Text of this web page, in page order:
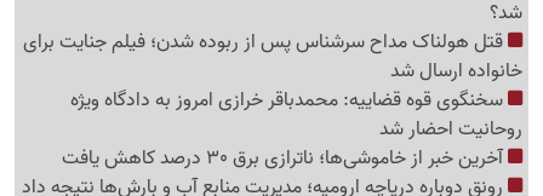
شد؟
قتل هولناک مداح سرشناس پس از ربوده شدن؛ فیلم جنایت برای
خانواده ارسال شد
سخنگوی قوه قضاییه: محمدباقر خرازی امروز به دادگاه ویژه
روحانیت احضار شد
آخرین خبر از خاموشی‌ها؛ ناترازی برق 30 درصد کاهش یافت
رونق دوباره دریاچه ارومیه؛ مدیریت منابع آب و بارش‌ها نتیجه داد